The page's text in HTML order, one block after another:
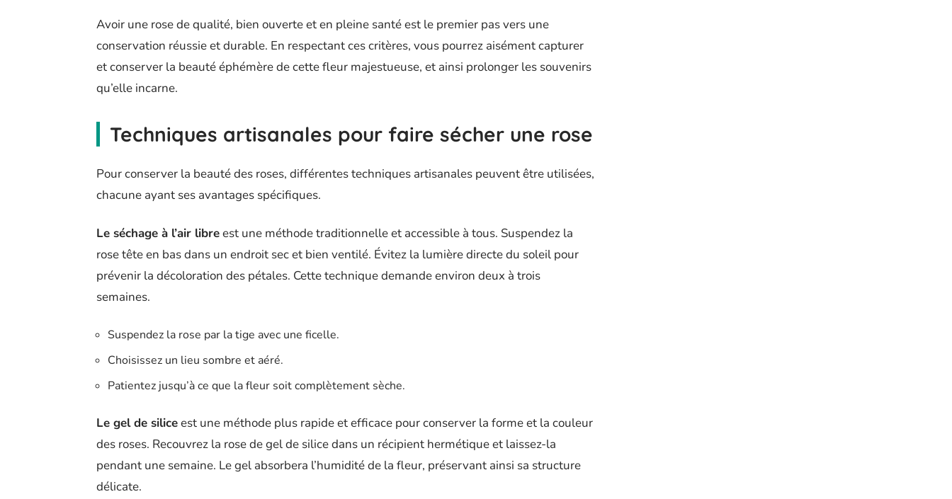
Avoir une rose de qualité, bien ouverte et en pleine santé est le premier pas vers une
conservation réussie et durable. En respectant ces critères, vous pourrez aisément capturer
et conserver la beauté éphémère de cette fleur majestueuse, et ainsi prolonger les souvenirs
qu’elle incarne.
Techniques artisanales pour faire sécher une rose
Pour conserver la beauté des roses, différentes techniques artisanales peuvent être utilisées,
chacune ayant ses avantages spécifiques.
Le séchage à l’air libreest une méthode traditionnelle et accessible à tous. Suspendez la
rose tête en bas dans un endroit sec et bien ventilé. Évitez la lumière directe du soleil pour
prévenir la décoloration des pétales. Cette technique demande environ deux à trois
semaines.
Suspendez la rose par la tige avec une ficelle.
Choisissez un lieu sombre et aéré.
Patientez jusqu’à ce que la fleur soit complètement sèche.
Le gel de siliceest une méthode plus rapide et efficace pour conserver la forme et la couleur
des roses. Recouvrez la rose de gel de silice dans un récipient hermétique et laissez-la
pendant une semaine. Le gel absorbera l’humidité de la fleur, préservant ainsi sa structure
délicate.